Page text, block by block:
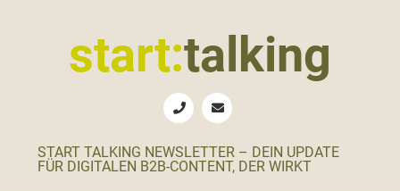
start:talking
B2B-START TALKING NEWSLETTER – DEIN UPDATE
FÜR DIGITALEN B2B-CONTENT, DER WIRKT